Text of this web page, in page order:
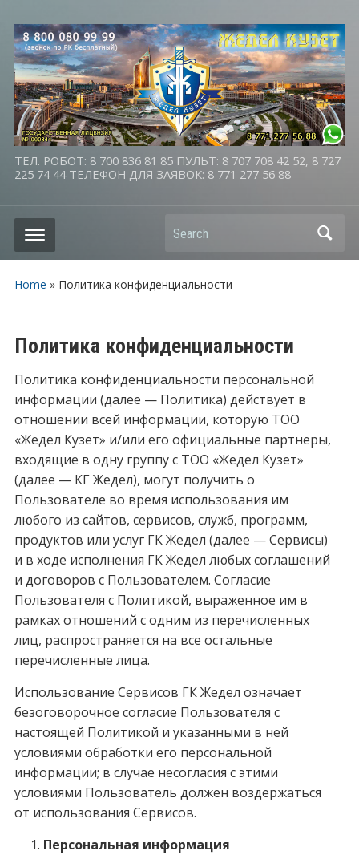
ТЕЛ. РОБОТ: 8 700 836 81 85 ПУЛЬТ: 8 707 708 42 52, 8 727
225 74 44 ТЕЛЕФОН ДЛЯ ЗАЯВОК: 8 771 277 56 88
Search
Home » Политика конфиденциальности
Политика конфиденциальности
Политика конфиденциальности персональной
информации (далее — Политика) действует в
отношении всей информации, которую ТОО
«Жедел Кузет» и/или его официальные партнеры,
входящие в одну группу с ТОО «Жедел Кузет»
(далее — КГ Жедел), могут получить о
Пользователе во время использования им
любого из сайтов, сервисов, служб, программ,
продуктов или услуг ГК Жедел (далее — Сервисы)
и в ходе исполнения ГК Жедел любых соглашений
и договоров с Пользователем. Согласие
Пользователя с Политикой, выраженное им в
рамках отношений с одним из перечисленных
лиц, распространяется на все остальные
перечисленные лица.
Использование Сервисов ГК Жедел означает
безоговорочное согласие Пользователя с
настоящей Политикой и указанными в ней
условиями обработки его персональной
информации; в случае несогласия с этими
условиями Пользователь должен воздержаться
от использования Сервисов.
Персональная информация